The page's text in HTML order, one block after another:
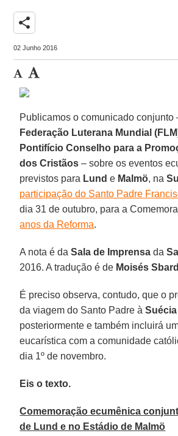
share
02 Junho 2016
Publicamos o comunicado conjunto
Federação Luterana Mundial
Pontifício Conselho para a
dos Cristãos – sobre os eventos
previstos para Lund e Malmö, na
participação do Santo Padre
dia 31 de outubro, para a
anos da Reforma.
A nota é daSala de Imprensa da
2016. A tradução é de Moisés
É preciso observa, contudo, que o
da viagem do Santo Padre àSuécia
posteriormente e também incluirá
eucarística com a comunidade
dia 1º de novembro.
Eis o texto.
Comemoração ecumênica
de Lund e no Estádio de Malmö